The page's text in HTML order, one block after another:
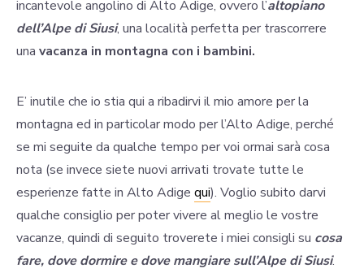
incantevole angolino di Alto Adige, ovvero l’altopiano
dell’Alpe di Siusi, una località perfetta per trascorrere
una vacanza in montagna con i bambini.
E’ inutile che io stia qui a ribadirvi il mio amore per la
montagna ed in particolar modo per l’Alto Adige, perché
se mi seguite da qualche tempo per voi ormai sarà cosa
nota (se invece siete nuovi arrivati trovate tutte le
esperienze fatte in Alto Adige qui). Voglio subito darvi
qualche consiglio per poter vivere al meglio le vostre
vacanze, quindi di seguito troverete i miei consigli su cosa
fare, dove dormire e dove mangiare sull’Alpe di Siusi.